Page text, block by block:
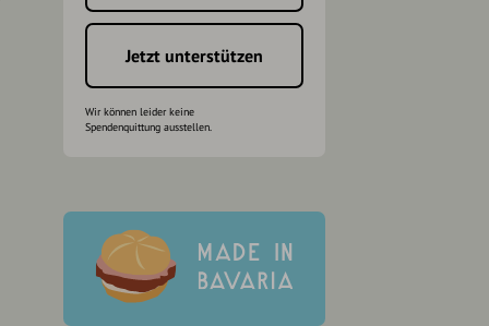
Jetzt unterstützen
Wir können leider keine
Spendenquittung ausstellen.